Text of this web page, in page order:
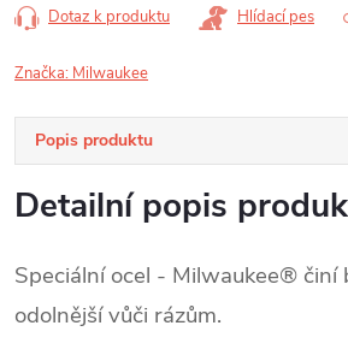
Dotaz k produktu Hlídací pes
Značka: Milwaukee
Popis produktu
Detailní popis
Speciální ocel - Milwaukee® činí
odolnější vůči rázům.